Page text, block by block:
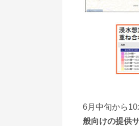
6月中旬から
般向けの提供